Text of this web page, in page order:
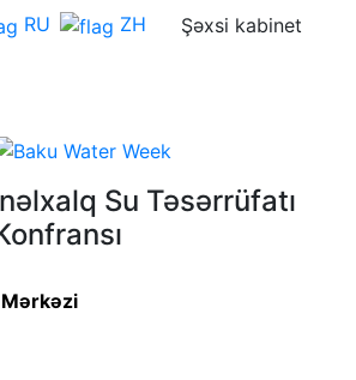
RU ZH Şəxsi kabinet
Su Təsərrüfatı
Mərkəzi